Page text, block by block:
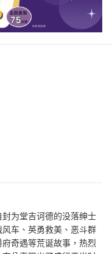
封为堂吉诃德的没落绅士
车、英勇救美、恶斗群
奇遇等荒诞故事，热烈